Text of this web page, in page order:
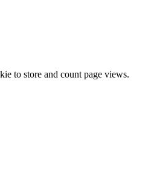
to store and count page views.